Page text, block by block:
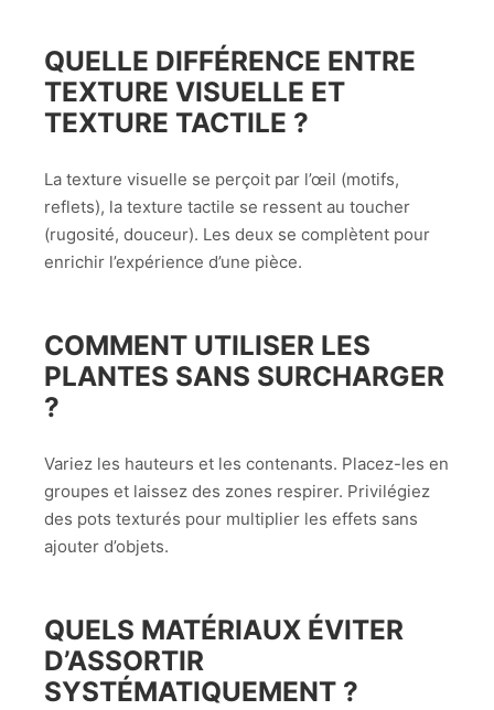
QUELLE DIFFÉRENCE ENTRE
TEXTURE VISUELLE ET
TEXTURE TACTILE ?
La texture visuelle se perçoit par l’œil (motifs,
reflets), la texture tactile se ressent au toucher
(rugosité, douceur). Les deux se complètent pour
enrichir l’expérience d’une pièce.
COMMENT UTILISER LES
PLANTES SANS SURCHARGER
?
Variez les hauteurs et les contenants. Placez-les en
groupes et laissez des zones respirer. Privilégiez
des pots texturés pour multiplier les effets sans
ajouter d’objets.
QUELS MATÉRIAUX ÉVITER
D’ASSORTIR
SYSTÉMATIQUEMENT ?